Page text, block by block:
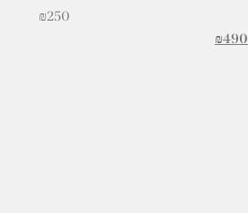
₪490
₪250